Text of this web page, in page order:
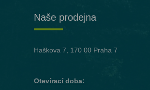
Naše prodejna
Haškova 7, 170 00 Praha 7
Otevírací doba: